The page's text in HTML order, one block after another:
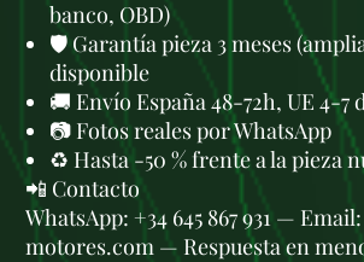
banco, OBD)
🛡️ Garantía pieza 3 meses
disponible
🚚 Envío España 48-72h, UE 4-7
📷 Fotos reales por WhatsApp
♻️ Hasta -50 % frente a la pieza
📲 Contacto
WhatsApp: +34 645 867 931 —
motores.com — Respuesta en